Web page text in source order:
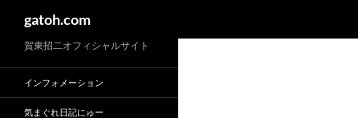
gatoh.com
賀東招二オフィシャルサイト
インフォメーション
気まぐれ日記にゅー